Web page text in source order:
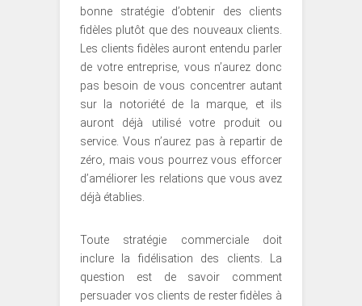
bonne stratégie d’obtenir des clients
fidèles plutôt que des nouveaux clients.
Les clients fidèles auront entendu parler
de votre entreprise, vous n’aurez donc
pas besoin de vous concentrer autant
sur la notoriété de la marque, et ils
auront déjà utilisé votre produit ou
service. Vous n’aurez pas à repartir de
zéro, mais vous pourrez vous efforcer
d’améliorer les relations que vous avez
déjà établies.
Toute stratégie commerciale doit
inclure la fidélisation des clients. La
question est de savoir comment
persuader vos clients de rester fidèles à